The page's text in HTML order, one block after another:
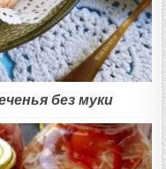
без муки